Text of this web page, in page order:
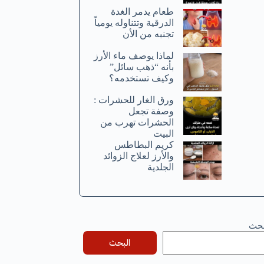
طعام يدمر الغدة
الدرقية وتتناوله يومياً
تجنبه من الأن
لماذا يوصف ماء الأرز
بأنه “ذهب سائل”
وكيف تستخدمه؟
ورق الغار للحشرات :
وصفة تجعل
الحشرات تهرب من
البيت
كريم البطاطس
والأرز لعلاج الزوائد
الجلدية
البحث